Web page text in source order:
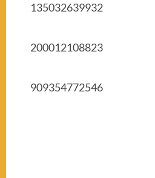
135032639932
200012108823
909354772546